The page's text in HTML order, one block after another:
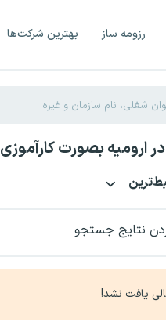
رزومه ساز بهترین شرکت‌ها
ارومیه بصورت کارآموزی
نتایج جستجو
یافت نشد!